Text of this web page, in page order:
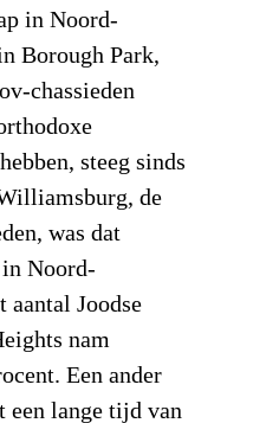
in Noord-
Borough Park,
chassieden
steeg sinds
de
was dat
Noord-
aantal Joodse
nam
Een ander
een lange tijd van